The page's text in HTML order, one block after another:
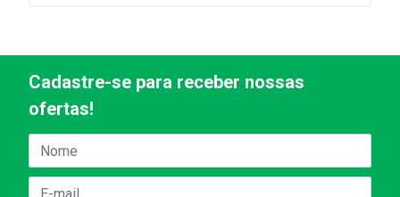
Cadastre-se para receber nossas
ofertas!